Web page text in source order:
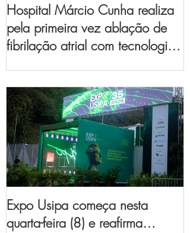
Hospital Márcio Cunha realiza
pela primeira vez ablação de
fibrilação atrial com tecnologia
Expo Usipa começa nesta
quarta-feira (8) e reafirma